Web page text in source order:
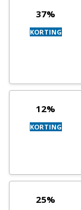
37%
KORTING
12%
KORTING
25%